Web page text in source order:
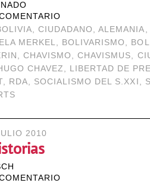
,CIUDADANO ,ALEMANIA
MERKEL, BOLIVARISMO ,
, CHAVISMO ,CHAVISMUS,
CHAVEZ, LIBERTAD DE
, RDA, SOCIALISMO DEL S.XXI ,
2010